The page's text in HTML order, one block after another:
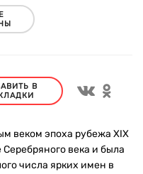
В
веком эпоха рубежа XIX
века и была
числа ярких имен в